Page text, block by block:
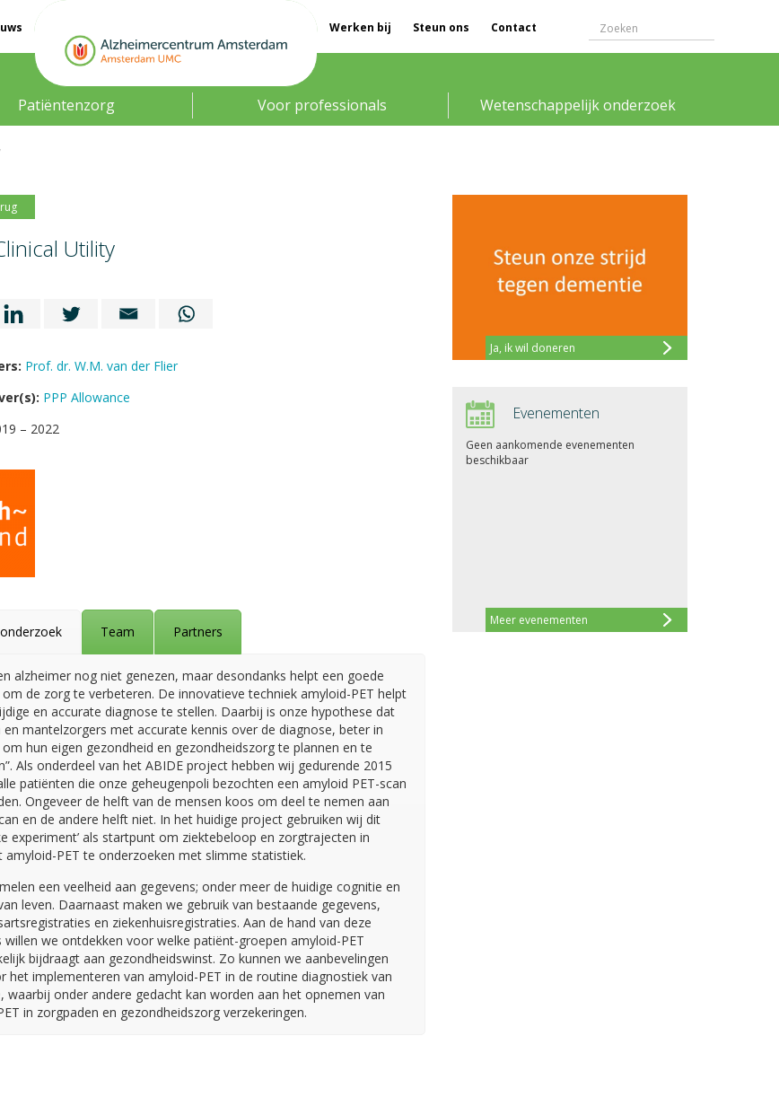
Werken bij Steun ons Contact
Patiëntenzorg Voor professionals Wetenschappelijk onderzoek
Utility
Prof. dr. W.M. van der Flier
PPP Allowance
– 2022
Team Partners
alzheimer nog niet genezen, maar desondanks helpt een goede
de zorg te verbeteren. De innovatieve techniek amyloid-PET helpt
en accurate diagnose te stellen. Daarbij is onze hypothese dat
mantelzorgers met accurate kennis over de diagnose, beter in
hun eigen gezondheid en gezondheidszorg te plannen en te
Als onderdeel van het ABIDE project hebben wij gedurende 2015
patiënten die onze geheugenpoli bezochten een amyloid PET-scan
Ongeveer de helft van de mensen koos om deel te nemen aan
en de andere helft niet. In het huidige project gebruiken wij dit
experiment’ als startpunt om ziektebeloop en zorgtrajecten in
amyloid-PET te onderzoeken met slimme statistiek.
een veelheid aan gegevens; onder meer de huidige cognitie en
leven. Daarnaast maken we gebruik van bestaande gegevens,
en ziekenhuisregistraties. Aan de hand van deze
willen we ontdekken voor welke patiënt-groepen amyloid-PET
bijdraagt aan gezondheidswinst. Zo kunnen we aanbevelingen
het implementeren van amyloid-PET in de routine diagnostiek van
waarbij onder andere gedacht kan worden aan het opnemen van
in zorgpaden en gezondheidszorg verzekeringen.
Ja, ik wil doneren
Evenementen
Meer evenementen
Geen aankomende evenementen
beschikbaar